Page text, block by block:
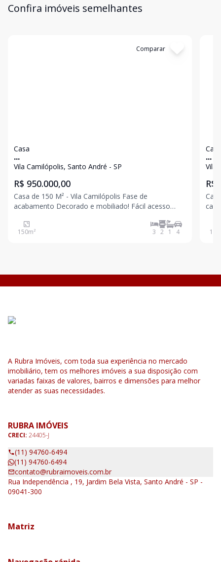
Confira imóveis semelhantes
Comparar
Casa
...
Vila Camilópolis, Santo André - SP
R$ 950.000,00
Casa de 150 M² - Vila Camilópolis Fase de
acabamento Decorado e mobiliado! Fácil acesso
ampla Lavabo Cozinha ampla Área de serviço 4
vagas Fotos de outra obra do construtor. Venha
150m² 3 2 1 4
Casa
...
Vila
R$
cada
177
A Rubra Imóveis, com toda sua experiência no mercado
imobiliário, tem os melhores imóveis a sua disposição com
variadas faixas de valores, bairros e dimensões para melhor
atender as suas necessidades.
RUBRA IMÓVEIS
CRECI: 24405-J
(11) 94760-6494
(11) 94760-6494
contato@rubraimoveis.com.br
Rua Independência , 19, Jardim Bela Vista, Santo André - SP -
09041-300
Matriz